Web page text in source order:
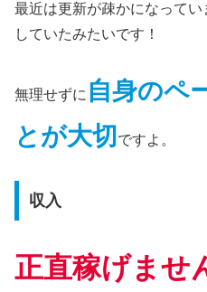
最近は更新が疎かになって
していたみたいです！
無理せずに 自身のペ
とが大切 ですよ。
収入
正直稼げませ